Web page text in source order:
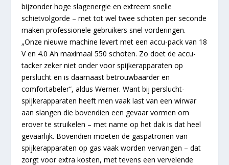
bijzonder hoge slagenergie en extreem snelle
schietvolgorde – met tot wel twee schoten per seconde
maken professionele gebruikers snel vorderingen.
„Onze nieuwe machine levert met een accu-pack van 18
V en 4.0 Ah maximaal 550 schoten. Zo doet de accu-
tacker zeker niet onder voor spijkerapparaten op
perslucht en is daarnaast betrouwbaarder en
comfortabeler“, aldus Werner. Want bij perslucht-
spijkerapparaten heeft men vaak last van een wirwar
aan slangen die bovendien een gevaar vormen om
erover te struikelen – met name op het dak is dat heel
gevaarlijk. Bovendien moeten de gaspatronen van
spijkerapparaten op gas vaak worden vervangen – dat
zorgt voor extra kosten, met tevens een vervelende